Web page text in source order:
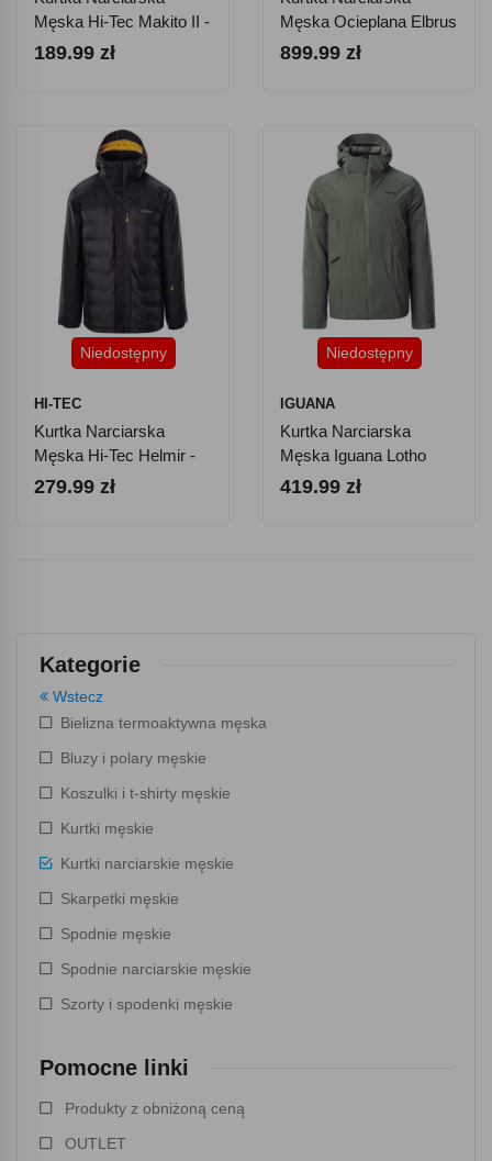
Kategorie
Wstecz
Bielizna termoaktywna męska
Bluzy i polary męskie
Koszulki i t-shirty męskie
Kurtki męskie
Kurtki narciarskie męskie
Skarpetki męskie
Spodnie męskie
Spodnie narciarskie męskie
Szorty i spodenki męskie
Pomocne linki
Produkty z obniżoną ceną
OUTLET
Męska Hi-Tec Makito II -
Czarna
189.99 zł
Męska Ocieplana Elbrus
Limmen
899.99 zł
Niedostępny
HI-TEC
Kurtka Narciarska
Męska Hi-Tec Helmir -
Czarna
279.99 zł
Niedostępny
IGUANA
Kurtka Narciarska
Męska Iguana Lotho
419.99 zł